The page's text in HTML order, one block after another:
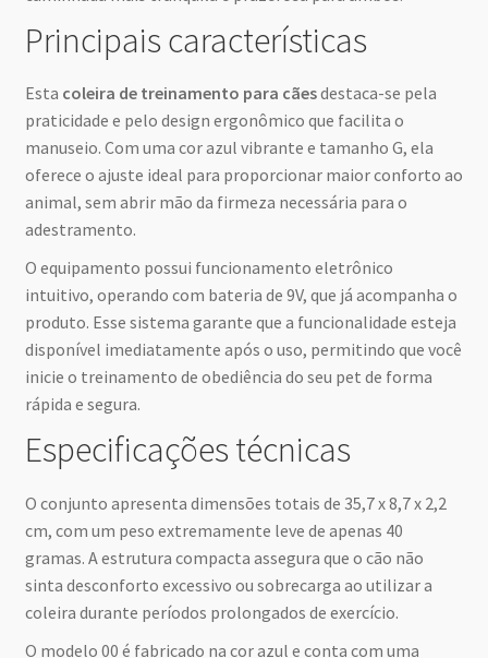
Principais características
Esta coleira de treinamento para cãesdestaca-se pela
praticidade e pelo design ergonômico que facilita o
manuseio. Com uma cor azul vibrante e tamanho G, ela
oferece o ajuste ideal para proporcionar maior conforto ao
animal, sem abrir mão da firmeza necessária para o
adestramento.
O equipamento possui funcionamento eletrônico
intuitivo, operando com bateria de 9V, que já acompanha o
produto. Esse sistema garante que a funcionalidade esteja
disponível imediatamente após o uso, permitindo que você
inicie o treinamento de obediência do seu pet de forma
rápida e segura.
Especificações técnicas
O conjunto apresenta dimensões totais de 35,7 x 8,7 x 2,2
cm, com um peso extremamente leve de apenas 40
gramas. A estrutura compacta assegura que o cão não
sinta desconforto excessivo ou sobrecarga ao utilizar a
coleira durante períodos prolongados de exercício.
O modelo 00 é fabricado na cor azul e conta com uma